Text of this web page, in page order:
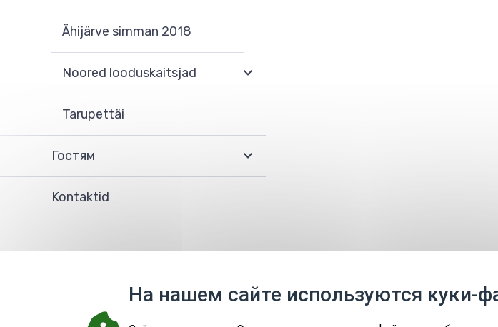
Ähijärve simman 2018
Noored looduskaitsjad
Tarupettäi
Гостям
Kontaktid
На нашем сайте используются куки-